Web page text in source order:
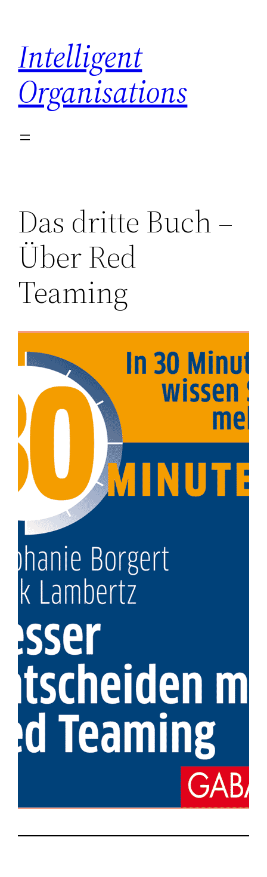
content
Intelligent
Organisations
Das dritte Buch –
Über Red
Teaming